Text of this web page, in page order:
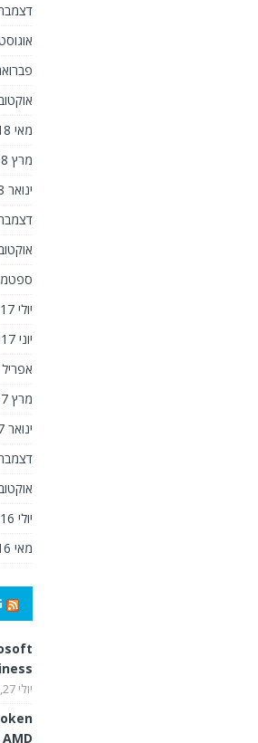
דצמבר
אוגוסט
פברואר
אוקטובר
מאי 2018
מרץ 2018
ינואר 2018
דצמבר
אוקטובר
ספטמבר
יולי 2017
יוני 2017
אפריל 2017
מרץ 2017
ינואר 2017
דצמבר
אוקטובר
יולי 2016
מאי 2016
יולי 27, 2026